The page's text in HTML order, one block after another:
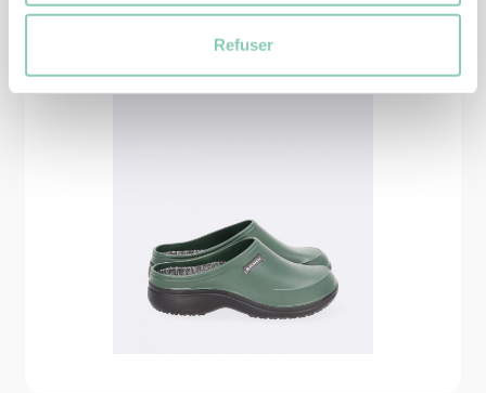
Refuser
Produits similaires